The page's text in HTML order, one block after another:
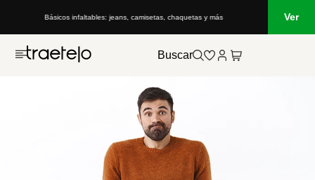
Básicos infaltables: jeans, camisetas, chaquetas y más Ver
Buscar